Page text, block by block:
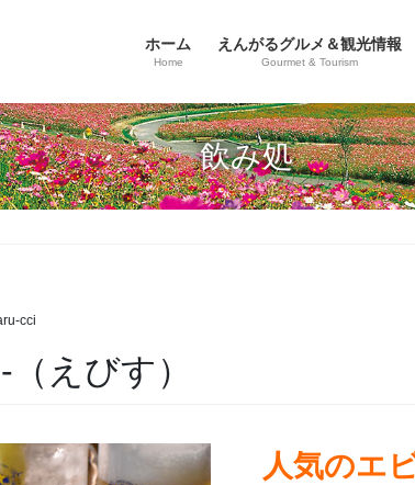
ホーム
Home
えんがるグルメ＆観光情報
Gourmet & Tourism
飲み処
cci
えびす）
人気のエ